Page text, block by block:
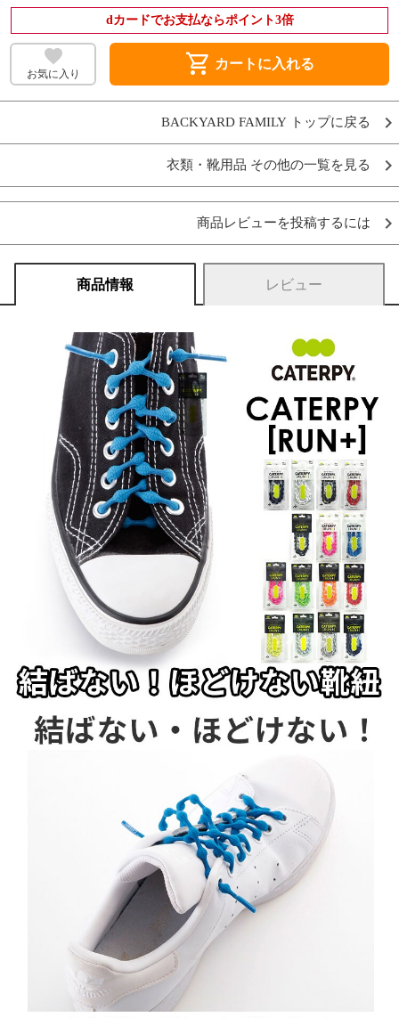
dカードでお支払ならポイント3倍
お気に入り shopping_cart カートに入れる
BACKYARD FAMILY トップに戻る
衣類・靴用品 その他の一覧を見る
商品レビューを投稿するには
商品情報 レビュー